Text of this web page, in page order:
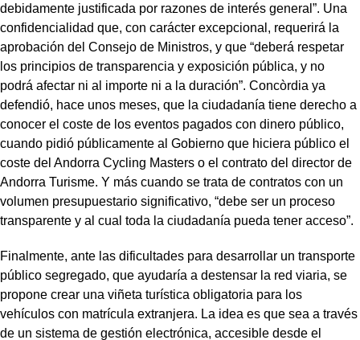
debidamente justificada por razones de interés general”. Una
confidencialidad que, con carácter excepcional, requerirá la
aprobación del Consejo de Ministros, y que “deberá respetar
los principios de transparencia y exposición pública, y no
podrá afectar ni al importe ni a la duración”. Concòrdia ya
defendió, hace unos meses, que la ciudadanía tiene derecho a
conocer el coste de los eventos pagados con dinero público,
cuando pidió públicamente al Gobierno que hiciera público el
coste del Andorra Cycling Masters o el contrato del director de
Andorra Turisme. Y más cuando se trata de contratos con un
volumen presupuestario significativo, “debe ser un proceso
transparente y al cual toda la ciudadanía pueda tener acceso”.
Finalmente, ante las dificultades para desarrollar un transporte
público segregado, que ayudaría a destensar la red viaria, se
propone crear una viñeta turística obligatoria para los
vehículos con matrícula extranjera. La idea es que sea a través
de un sistema de gestión electrónica, accesible desde el